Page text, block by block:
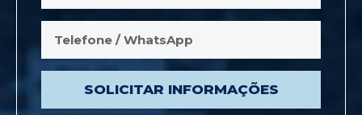
SOLICITAR INFORMAÇÕES